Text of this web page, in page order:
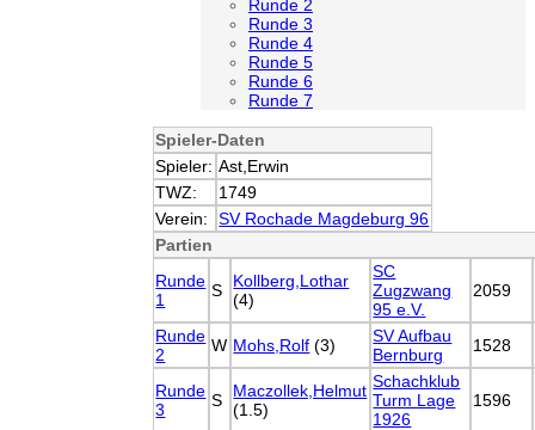
Runde 2
Runde 3
Runde 4
Runde 5
Runde 6
Runde 7
Spieler-Daten
Spieler: Ast,Erwin
TWZ:
1749
Verein:
SV Rochade Magdeburg 96
Partien
Runde
1
S
Kollberg,Lothar
(4)
SC
Zugzwang
95 e.V.
2059
Runde
2
W Mohs,Rolf (3)
SV Aufbau
Bernburg
1528
Runde
3
S
Maczollek,Helmut
(1.5)
Schachklub
Turm Lage
1926
1596